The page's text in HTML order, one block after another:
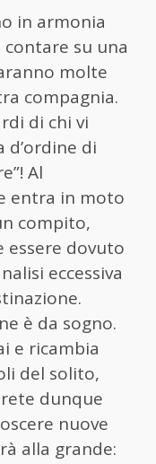
in armonia
su una
molte
compagnia.
di chi vi
d’ordine di
Al
entra in moto
compito,
dovuto
eccessiva
è da sogno.
e ricambia
del solito,
dunque
nuove
alla grande: